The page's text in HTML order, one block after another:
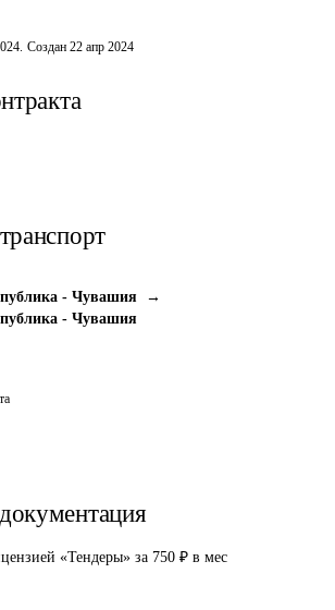
. Создан 22 апр 2024
- Чувашия
→
- Чувашия
«Тендеры» за 750 ₽ в мес